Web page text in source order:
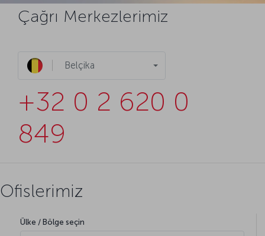
Çağrı Merkezlerimiz
Belçika
+32 0 2 620 0
849
Ofislerimiz
Ülke / Bölge seçin